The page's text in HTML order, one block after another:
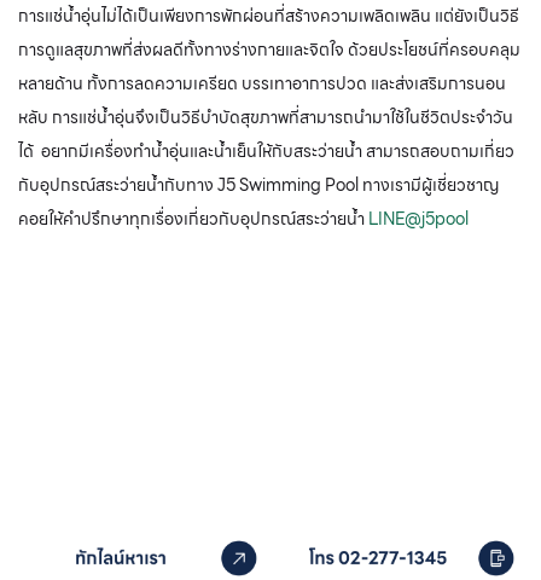
การแช่น้ำอุ่นไม่ได้เป็นเพียงการพักผ่อนที่สร้างความเพลิดเพลิน แต่ยังเป็นวิธี
การดูแลสุขภาพที่ส่งผลดีทั้งทางร่างกายและจิตใจ ด้วยประโยชน์ที่ครอบคลุม
หลายด้าน ทั้งการลดความเครียด บรรเทาอาการปวด และส่งเสริมการนอน
หลับ การแช่น้ำอุ่นจึงเป็นวิธีบำบัดสุขภาพที่สามารถนำมาใช้ในชีวิตประจำวัน
ได้ อยากมีเครื่องทำน้ำอุ่นและน้ำเย็นให้กับสระว่ายน้ำ สามารถสอบถามเกี่ยว
กับอุปกรณ์สระว่ายน้ำกับทาง J5 Swimming Pool ทางเรามีผู้เชี่ยวชาญ
คอยให้คำปรึกษาทุกเรื่องเกี่ยวกับอุปกรณ์สระว่ายน้ำLINE@j5pool